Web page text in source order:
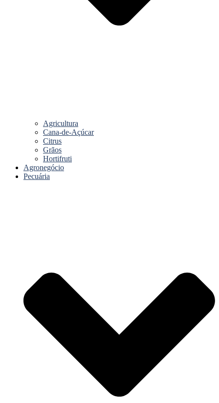
Agricultura
Cana-de-Açúcar
Citrus
Grãos
Hortifruti
Agronegócio
Pecuária